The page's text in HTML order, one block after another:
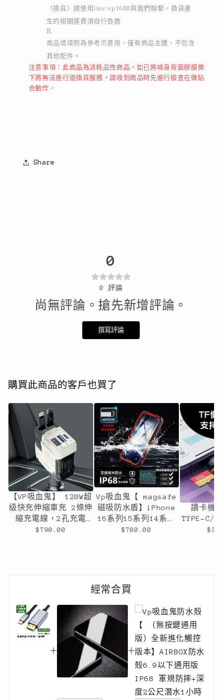
〈換貨〉請使用line:vp1688與我們聯繫。換貨產
生的相關運費須自行負擔
商品情境照為參考示意用，僅有商品主體，不包含
其他配件。
注意事項：此商品為消耗品性商品，如已將咳身背面膠膜撕
下將無法進行退換貨服務，請收到商品時先進行檢查在做貼
合動作 。
Share
0
0 評論
尚無評論。搶先新增評論。
撰寫評論
購買此商品的客戶也買了
【VP吸血鬼】 120W超
级快充伸縮車充 2條伸
縮充電線，2孔充電
孔，可旋轉
$790.00
Vp吸血鬼【 magsafe
磁吸防水盾】iPhone
16系列15系列14系列
全新磁吸防水殼IP68
$780.00
超強！多
讀卡機
TYPE-
可任選（
經常合買